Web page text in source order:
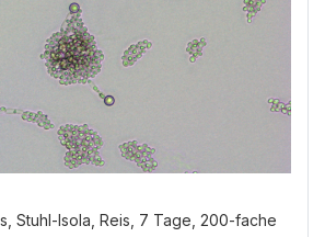
Stuhl-Isola, Reis, 7 Tage, 200-fache